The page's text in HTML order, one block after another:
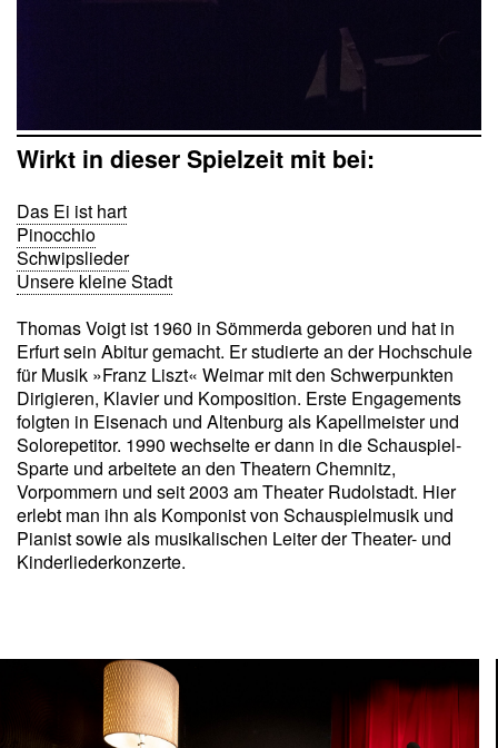
Wirkt in dieser Spielzeit mit bei:
Das Ei ist hart
Pinocchio
Schwipslieder
Unsere kleine Stadt
Thomas Voigt ist 1960 in Sömmerda geboren und hat in
Erfurt sein Abitur gemacht. Er studierte an der Hochschule
für Musik »Franz Liszt« Weimar mit den Schwerpunkten
Dirigieren, Klavier und Komposition. Erste Engagements
folgten in Eisenach und Altenburg als Kapellmeister und
Solorepetitor. 1990 wechselte er dann in die Schauspiel-
Sparte und arbeitete an den Theatern Chemnitz,
Vorpommern und seit 2003 am Theater Rudolstadt. Hier
erlebt man ihn als Komponist von Schauspielmusik und
Pianist sowie als musikalischen Leiter der Theater- und
Kinderliederkonzerte.